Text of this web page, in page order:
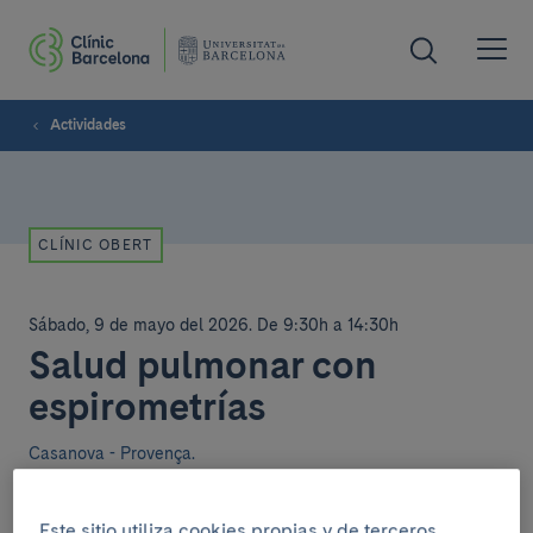
Actividades
CLÍNIC OBERT
Sábado, 9 de mayo del 2026. De 9:30h a 14:30h
Salud pulmonar con
espirometrías
Casanova - Provença.
Actividad con espirometrías e información sobre la